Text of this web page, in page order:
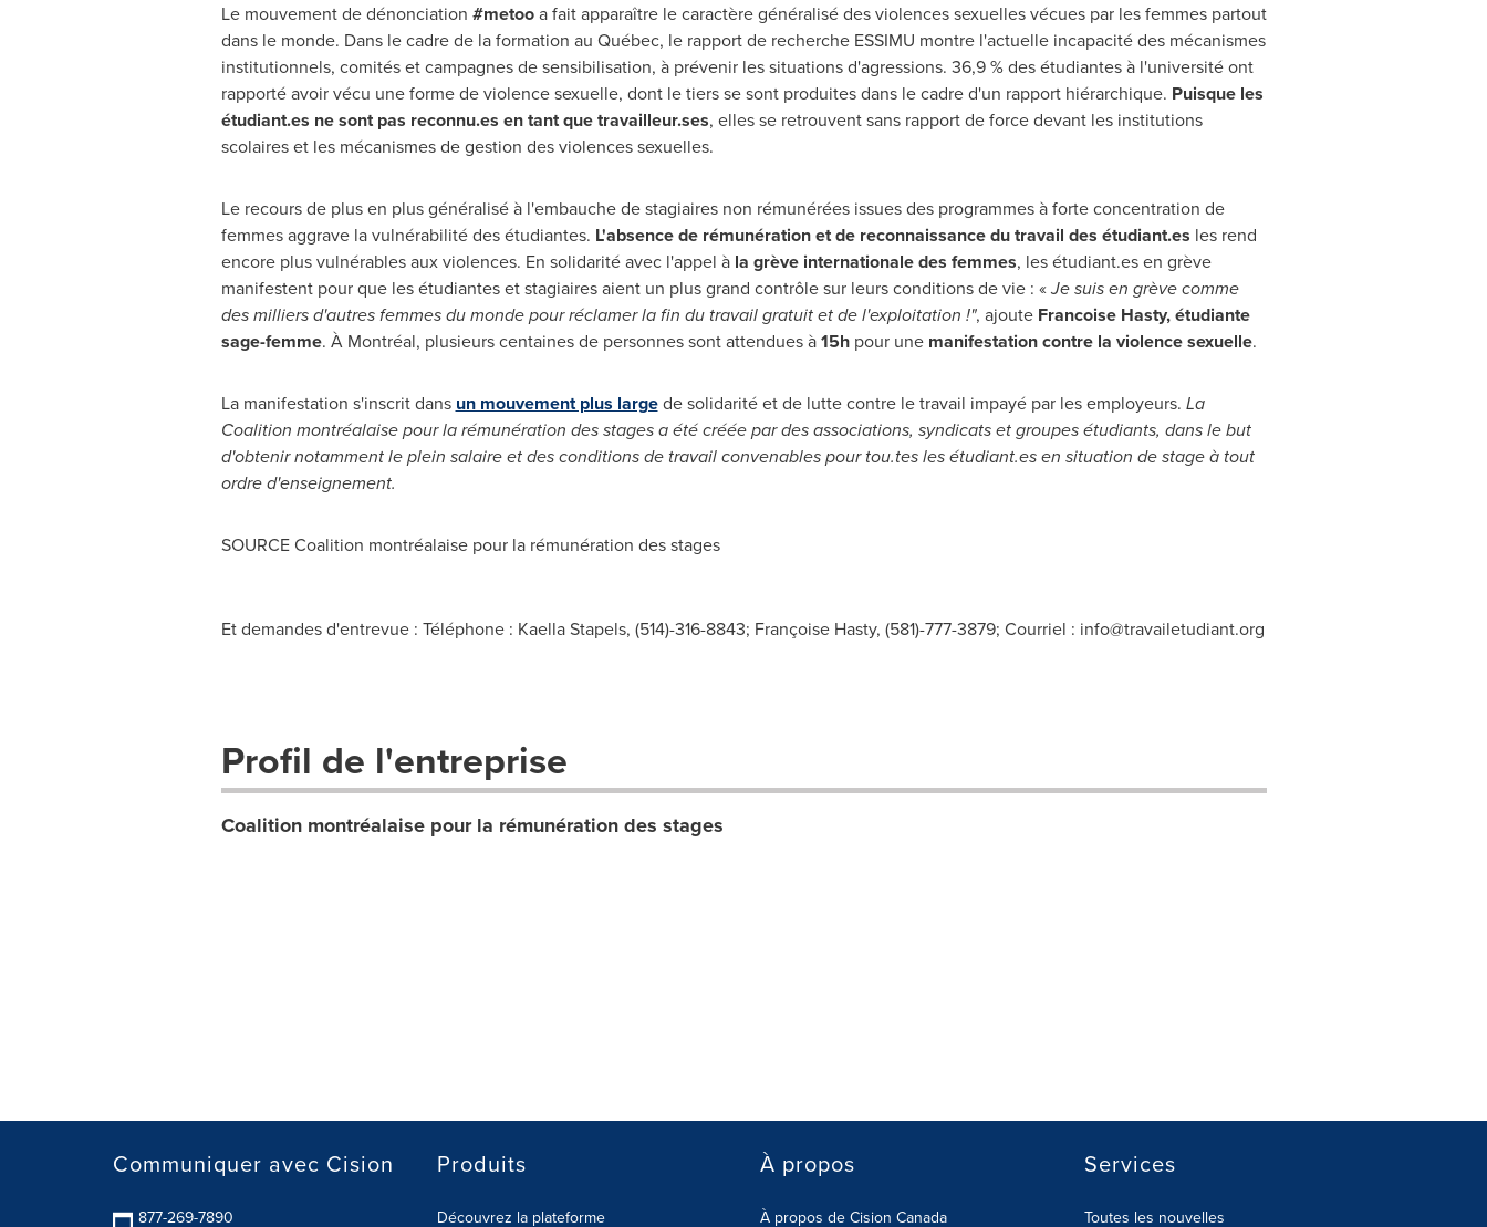
Le mouvement de dénonciation #metooa fait apparaître le caractère généralisé des violences sexuelles vécues par les femmes partout
dans le monde. Dans le cadre de la formation au Québec, le rapport de recherche ESSIMU montre l'actuelle incapacité des mécanismes
institutionnels, comités et campagnes de sensibilisation, à prévenir les situations d'agressions. 36,9 % des étudiantes à l'université ont
rapporté avoir vécu une forme de violence sexuelle, dont le tiers se sont produites dans le cadre d'un rapport hiérarchique. Puisque les
étudiant.es ne sont pas reconnu.es en tant que travailleur.ses, elles se retrouvent sans rapport de force devant les institutions
scolaires et les mécanismes de gestion des violences sexuelles.
Le recours de plus en plus généralisé à l'embauche de stagiaires non rémunérées issues des programmes à forte concentration de
femmes aggrave la vulnérabilité des étudiantes. L'absence de rémunération et de reconnaissance du travail des étudiant.es les rend
encore plus vulnérables aux violences. En solidarité avec l'appel à la grève internationale des femmes, les étudiant.es en grève
manifestent pour que les étudiantes et stagiaires aient un plus grand contrôle sur leurs conditions de vie : «Je suis en grève comme
des milliers d'autres femmes du monde pour réclamer la fin du travail gratuit et de l'exploitation !", ajoute Francoise Hasty, étudiante
sage-femme. À Montréal, plusieurs centaines de personnes sont attendues à15hpour une manifestation contre la violence sexuelle.
La manifestation s'inscrit dans un mouvement plus largede solidarité et de lutte contre le travail impayé par les employeurs. La
Coalition montréalaise pour la rémunération des stages a été créée par des associations, syndicats et groupes étudiants, dans le but
d'obtenir notamment le plein salaire et des conditions de travail convenables pour tou.tes les étudiant.es en situation de stage à tout
ordre d'enseignement.
SOURCE Coalition montréalaise pour la rémunération des stages
Et demandes d'entrevue : Téléphone : Kaella Stapels, (514)-316-8843; Françoise Hasty, (581)-777-3879; Courriel : info@travailetudiant.org
Profil de l'entreprise
Coalition montréalaise pour la rémunération des stages
Communiquer avec Cision
877-269-7890
Produits
Découvrez la plateforme
À propos
À propos de Cision Canada
Services
Toutes les nouvelles